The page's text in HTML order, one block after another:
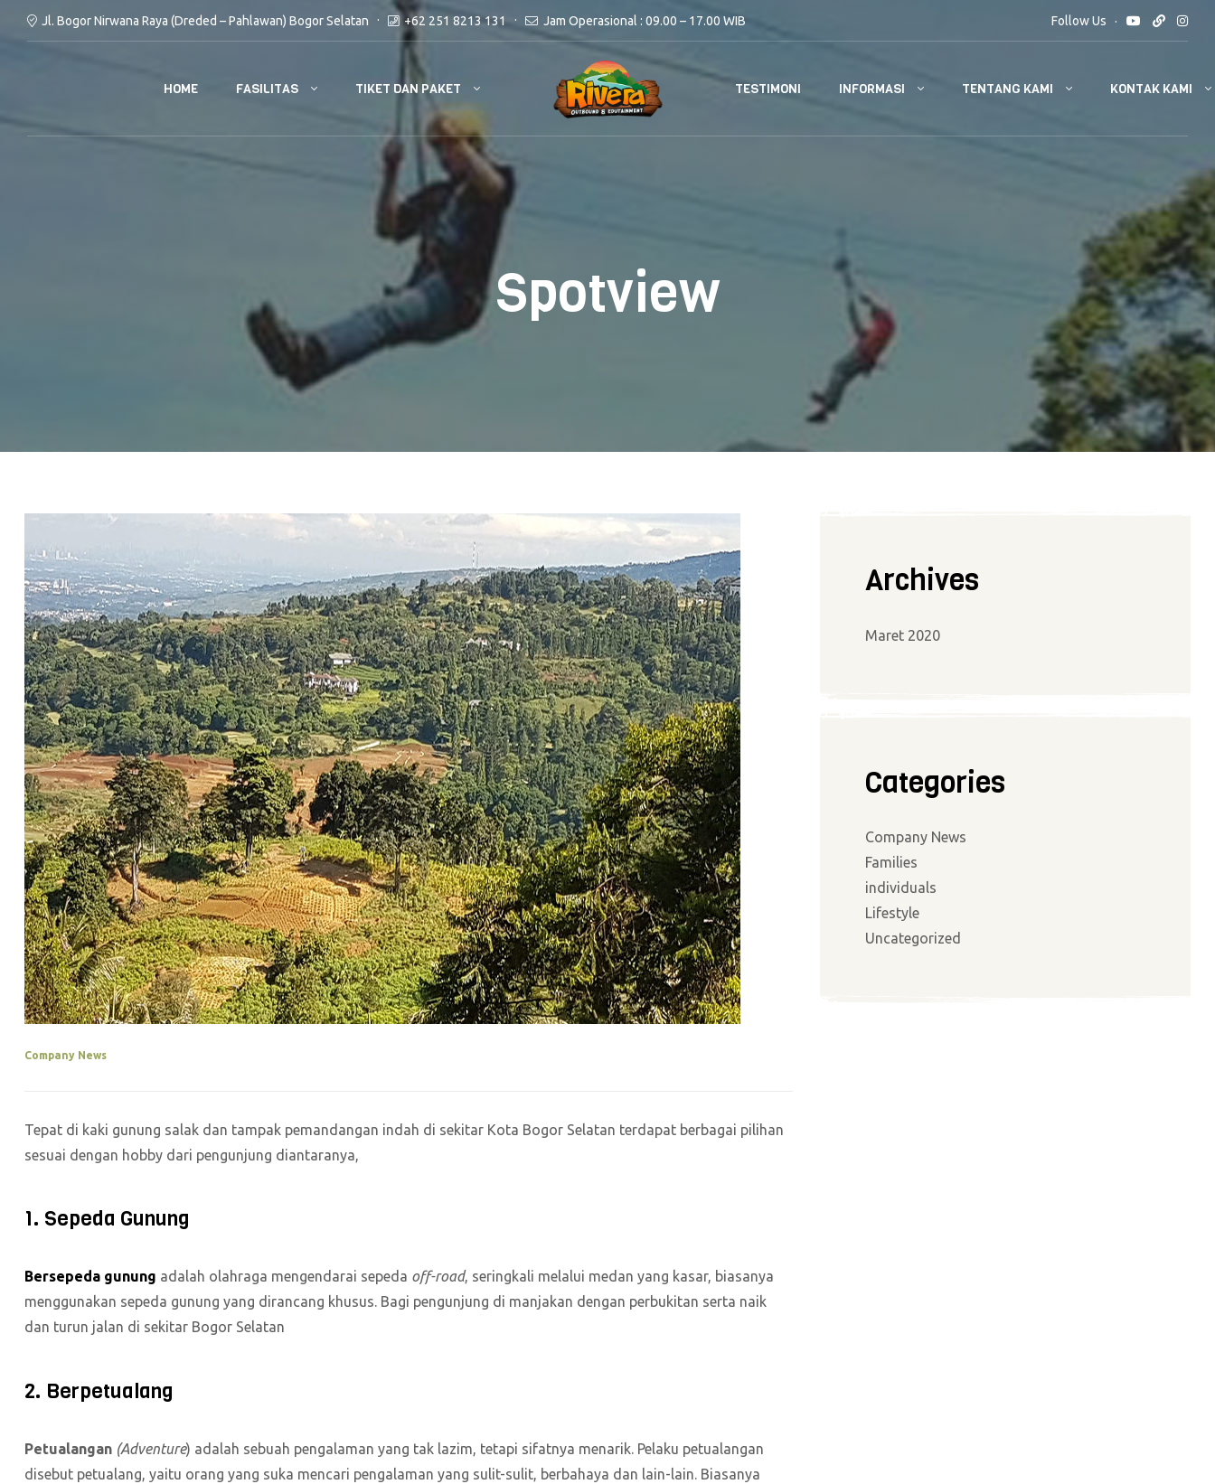
Jl. Bogor Nirwana Raya (Dreded – Pahlawan) Bogor Selatan +62 251 8213 131 Jam Operasional : 09.00 – 17.00 WIB Follow Us
HOME FASILITAS TIKET DAN PAKET TESTIMONI INFORMASI TENTANG KAMI KONTAK KAMI
Spotview
Company News
Tepat di kaki gunung salak dan tampak pemandangan indah di sekitar Kota Bogor Selatan terdapat berbagai pilihan
sesuai dengan hobby dari pengunjung diantaranya,
1. Sepeda Gunung
Bersepeda gunung adalah olahraga mengendarai sepeda off-road, seringkali melalui medan yang kasar, biasanya
menggunakan sepeda gunung yang dirancang khusus. Bagi pengunjung di manjakan dengan perbukitan serta naik
dan turun jalan di sekitar Bogor Selatan
2. Berpetualang
Petualangan (Adventure) adalah sebuah pengalaman yang tak lazim, tetapi sifatnya menarik. Pelaku petualangan
disebut petualang, yaitu orang yang suka mencari pengalaman yang sulit-sulit, berbahaya dan lain-lain. Biasanya
Archives
Maret 2020
Categories
Company News
Families
individuals
Lifestyle
Uncategorized